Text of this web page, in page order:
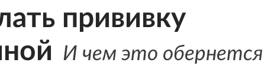
прививку
И чем это обернется